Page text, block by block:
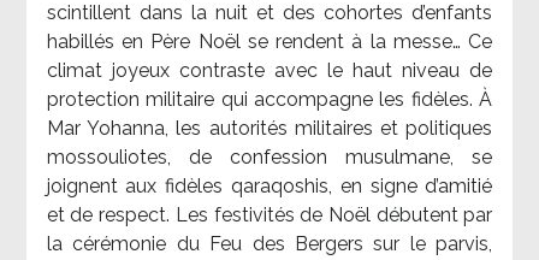
scintillent dans la nuit et des cohortes d’enfants
habillés en Père Noël se rendent à la messe… Ce
climat joyeux contraste avec le haut niveau de
protection militaire qui accompagne les fidèles. À
Mar Yohanna, les autorités militaires et politiques
mossouliotes, de confession musulmane, se
joignent aux fidèles qaraqoshis, en signe d’amitié
et de respect. Les festivités de Noël débutent par
la cérémonie du Feu des Bergers sur le parvis,